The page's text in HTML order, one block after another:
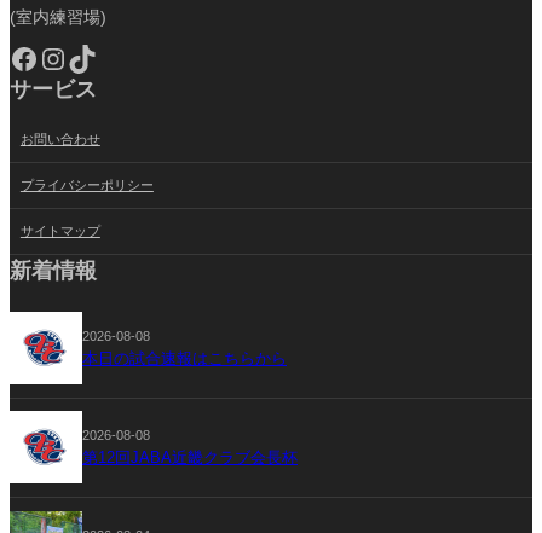
(室内練習場)
Facebook Instagram TikTok
サービス
お問い合わせ
プライバシーポリシー
サイトマップ
新着情報
2026-08-08
本日の試合速報はこちらから
2026-08-08
第12回JABA近畿クラブ会長杯